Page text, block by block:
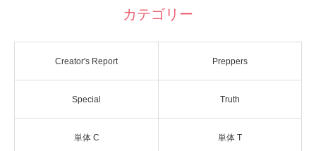
カテゴリー
Creator's Report Preppers
Special Truth
単体 C 単体 T